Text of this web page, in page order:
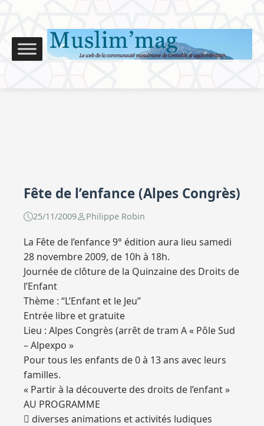
Fête de l’enfance (Alpes Congrès)
25/11/2009 Philippe Robin
La Fête de l’enfance 9° édition aura lieu samedi
28 novembre 2009, de 10h à 18h.
Journée de clôture de la Quinzaine des Droits de
l’Enfant
Thème : ‘‘L’Enfant et le Jeu’’
Entrée libre et gratuite
Lieu : Alpes Congrès (arrêt de tram A « Pôle Sud
– Alpexpo »
Pour tous les enfants de 0 à 13 ans avec leurs
familles.
« Partir à la découverte des droits de l’enfant »
AU PROGRAMME
 diverses animations et activités ludiques